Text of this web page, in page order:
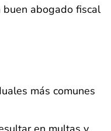
abogado fiscal
más comunes